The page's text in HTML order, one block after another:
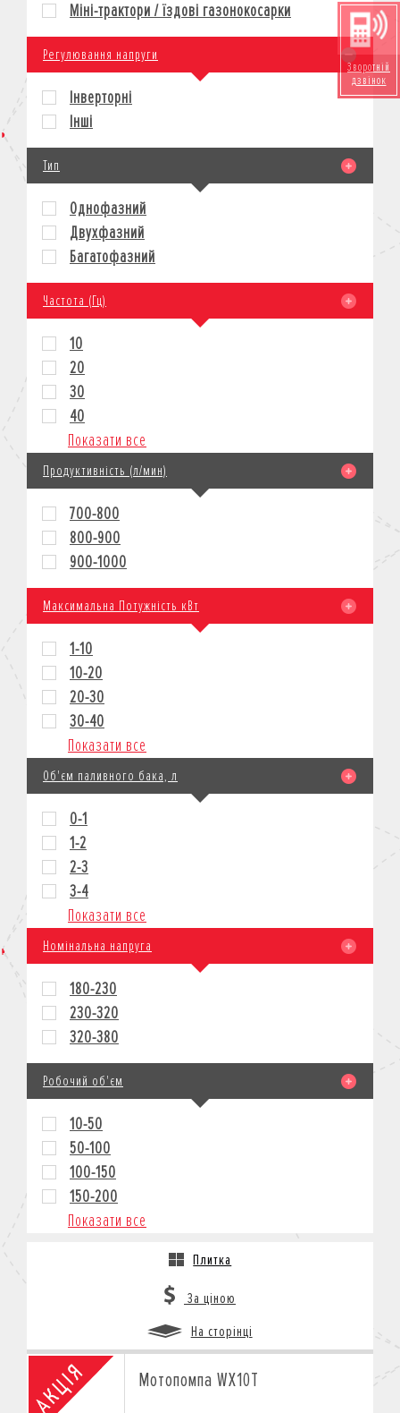
Зворотній
дзвінок
Міні-трактори / їздові газонокосарки
Регулювання напруги
Інверторні
Інші
Тип
Однофазний
Двухфазний
Багатофазний
Частота (Гц)
10
20
30
40
Показати все
Продуктивність (л/мин)
700-800
800-900
900-1000
Максимальна Потужність кВт
1-10
10-20
20-30
30-40
Показати все
Об'єм паливного бака, л
0-1
1-2
2-3
3-4
Показати все
Номінальна напруга
180-230
230-320
320-380
Робочий об'єм
10-50
50-100
100-150
150-200
Показати все
Плитка
За ціною
На сторінці
Мотопомпа WX10T